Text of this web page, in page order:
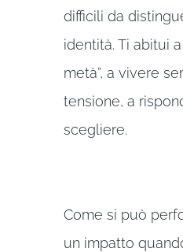
difficili da
identità. Ti abitui
metà”, a vivere
tensione, a
scegliere.
Come si può
un impatto